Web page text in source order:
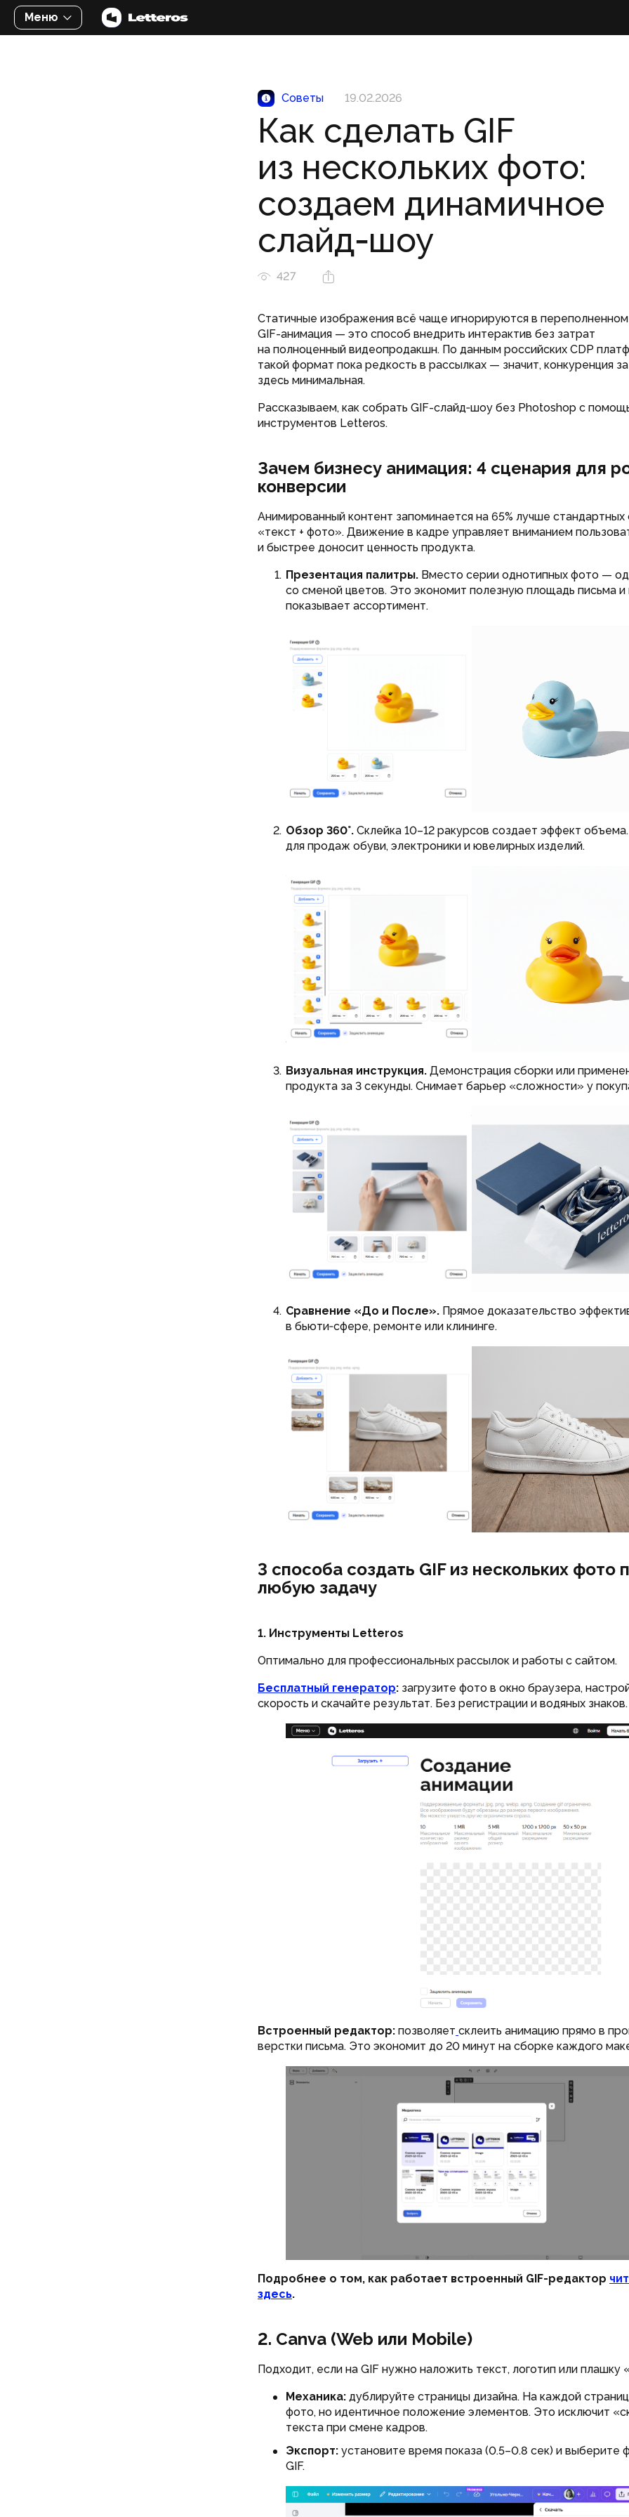
Меню
Советы 19.02.2026
Как сделать GIF
из нескольких фото:
создаем динамичное
слайд‑шоу
427
Статичные изображения всё чаще игнорируются в
GIF-анимация — это способ внедрить интерактив без затрат
на полноценный видеопродакшн. По данным российских CDP
такой формат пока редкость в рассылках — значит, конкуренция
здесь минимальная.
Рассказываем, как собрать GIF-слайд‑шоу без Photoshop с
инструментов Letteros.
Зачем бизнесу анимация: 4 сценария для
конверсии
Анимированный контент запоминается на 65% лучше стандартных
«текст + фото». Движение в кадре управляет вниманием
и быстрее доносит ценность продукта.
Презентация палитры. Вместо серии однотипных фото —
со сменой цветов. Это экономит полезную площадь письма и
показывает ассортимент.
Обзор 360°. Склейка 10–12 ракурсов создает эффект
для продаж обуви, электроники и ювелирных изделий.
Визуальная инструкция. Демонстрация сборки или
продукта за 3 секунды. Снимает барьер «сложности» у
Сравнение «До и После». Прямое доказательство
в бьюти‑сфере, ремонте или клининге.
3 способа создать GIF из нескольких фото
любую задачу
1. Инструменты Letteros
Оптимально для профессиональных рассылок и работы с сайтом.
Бесплатный генератор: загрузите фото в окно браузера,
скорость и скачайте результат. Без регистрации и водяных знаков.
Встроенный редактор: позволяет склеить анимацию прямо в
верстки письма. Это экономит до 20 минут на сборке каждого
Подробнее о том, как работает встроенный GIF-редактор
здесь.
2. Canva (Web или Mobile)
Подходит, если на GIF нужно наложить текст, логотип или плашку
Механика: дублируйте страницы дизайна. На каждой
фото, но идентичное положение элементов. Это исключит
текста при смене кадров.
Экспорт: установите время показа (0.5–0.8 сек) и выберите
GIF.